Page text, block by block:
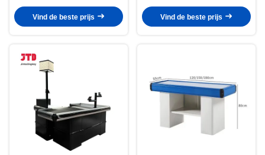
hoogte voor efficiënte
detailhandel
Vind de beste prijs
en epoxyhars poedercoating
Vind de beste prijs